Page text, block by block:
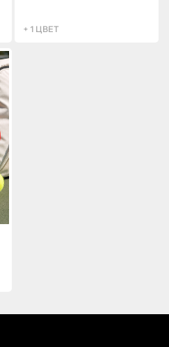
+ 1 ЦВЕТ